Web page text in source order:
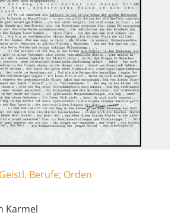
Berufe; Orden
Karmel